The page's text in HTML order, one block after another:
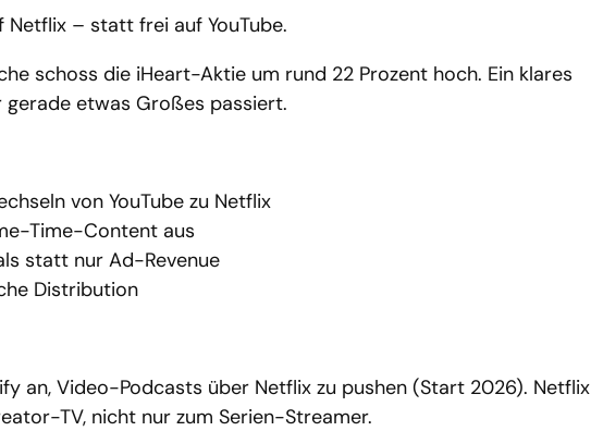
Netflix – statt frei auf YouTube.
schoss die iHeart-Aktie um rund 22 Prozent hoch. Ein klares
gerade etwas Großes passiert.
von YouTube zu Netflix
Time-Content aus
statt nur Ad-Revenue
Distribution
an, Video-Podcasts über Netflix zu pushen (Start 2026). Netflix
TV, nicht nur zum Serien-Streamer.